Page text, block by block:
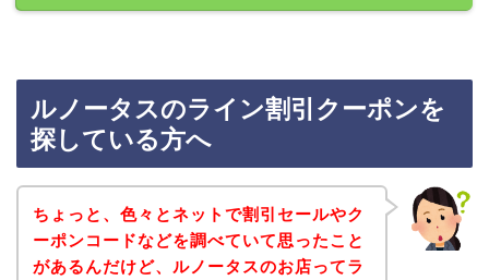
ルノータスのライン割引クーポンを
探している方へ
ちょっと、色々とネットで割引セールやク
ーポンコードなどを調べていて思ったこと
があるんだけど、ルノータスのお店ってラ